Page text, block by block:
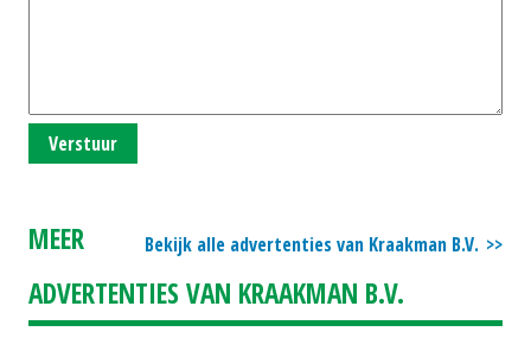
Verstuur
Bekijk alle advertenties van Kraakman B.V.
MEER
ADVERTENTIES VAN KRAAKMAN B.V.